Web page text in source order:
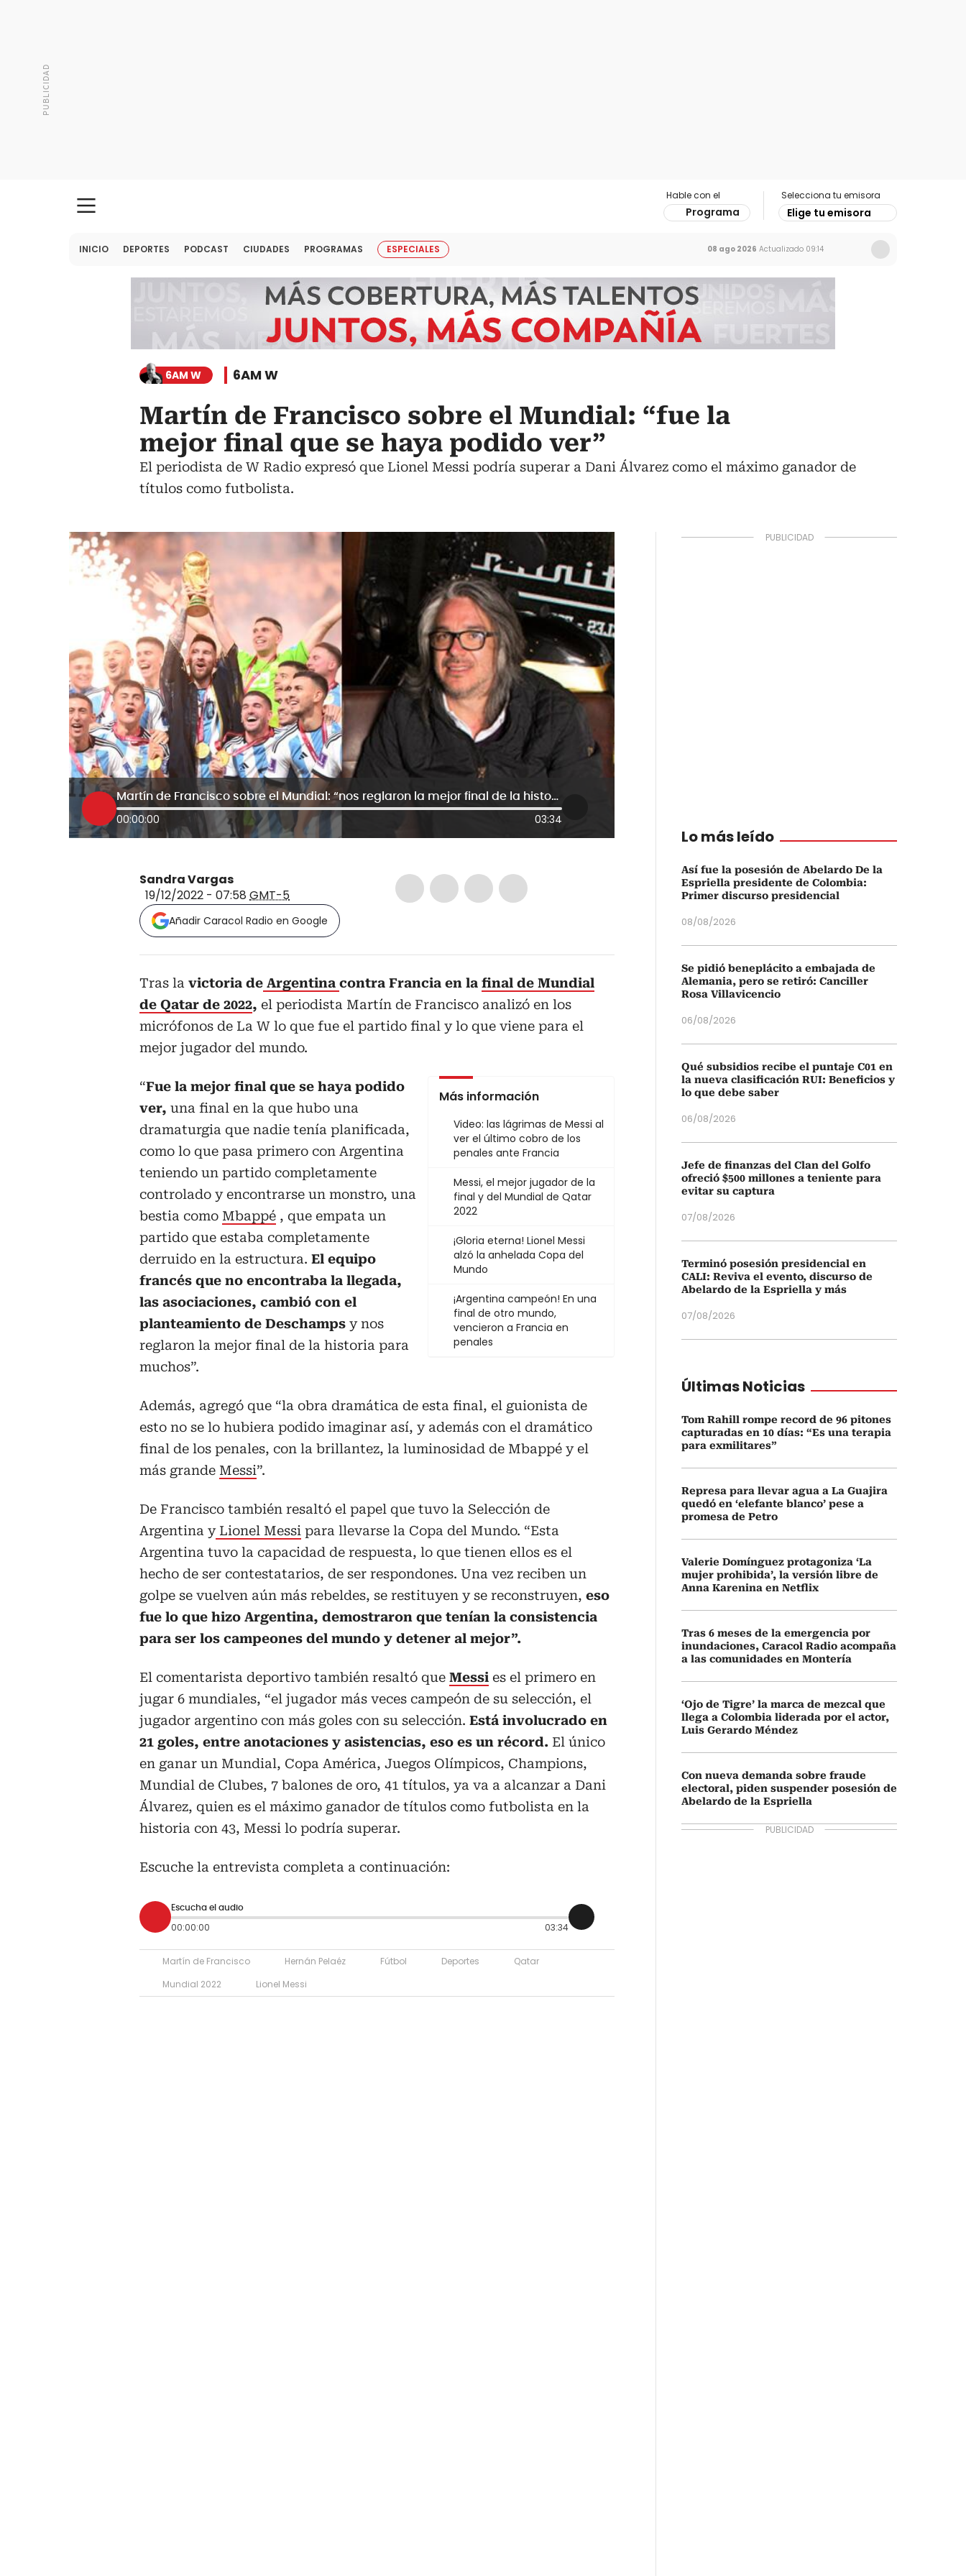
Hable con el
Programa
Selecciona tu emisora
Elige tu emisora
INICIO DEPORTES PODCAST CIUDADES PROGRAMAS ESPECIALES 08 ago 2026 Actualizado 09:14
6AM W 6AM W
Martín de Francisco sobre el Mundial: “fue la
mejor final que se haya podido ver”
El periodista de W Radio expresó que Lionel Messi podría superar a Dani Álvarez como el máximo ganador de
títulos como futbolista.
Martín de Francisco sobre el Mundial: “nos reglaron la mejor final de la historia”
00:00:00 03:34
Sandra Vargas
19/12/2022 - 07:58 GMT-5
Añadir Caracol Radio en Google
Tras la victoria de Argentina contra Francia en la final de Mundial
de Qatar de 2022, el periodista Martín de Francisco analizó en los
micrófonos de La W lo que fue el partido final y lo que viene para el
mejor jugador del mundo.
Más información
Video: las lágrimas de Messi al
ver el último cobro de los
penales ante Francia
Messi, el mejor jugador de la
final y del Mundial de Qatar
2022
¡Gloria eterna! Lionel Messi
alzó la anhelada Copa del
Mundo
¡Argentina campeón! En una
final de otro mundo,
vencieron a Francia en
penales
“Fue la mejor final que se haya podido
ver, una final en la que hubo una
dramaturgia que nadie tenía planificada,
como lo que pasa primero con Argentina
teniendo un partido completamente
controlado y encontrarse un monstro, una
bestia como Mbappé , que empata un
partido que estaba completamente
derruido en la estructura. El equipo
francés que no encontraba la llegada,
las asociaciones, cambió con el
planteamiento de Deschamps y nos
reglaron la mejor final de la historia para
muchos”.
Además, agregó que “la obra dramática de esta final, el guionista de
esto no se lo hubiera podido imaginar así, y además con el dramático
final de los penales, con la brillantez, la luminosidad de Mbappé y el
más grande Messi”.
De Francisco también resaltó el papel que tuvo la Selección de
Argentina yLionel Messi para llevarse la Copa del Mundo. “Esta
Argentina tuvo la capacidad de respuesta, lo que tienen ellos es el
hecho de ser contestatarios, de ser respondones. Una vez reciben un
golpe se vuelven aún más rebeldes, se restituyen y se reconstruyen, eso
fue lo que hizo Argentina, demostraron que tenían la consistencia
para ser los campeones del mundo y detener al mejor”.
El comentarista deportivo también resaltó que Messi es el primero en
jugar 6 mundiales, “el jugador más veces campeón de su selección, el
jugador argentino con más goles con su selección. Está involucrado en
21 goles, entre anotaciones y asistencias, eso es un récord. El único
en ganar un Mundial, Copa América, Juegos Olímpicos, Champions,
Mundial de Clubes, 7 balones de oro, 41 títulos, ya va a alcanzar a Dani
Álvarez, quien es el máximo ganador de títulos como futbolista en la
historia con 43, Messi lo podría superar.
Escuche la entrevista completa a continuación:
Escucha el audio
00:00:00 03:34
Martín de Francisco Hernán Pelaéz Fútbol Deportes
Qatar
Mundial 2022
Lionel Messi
Lo más leído
Así fue la posesión de Abelardo De la
Espriella presidente de Colombia:
Primer discurso presidencial
08/08/2026
Se pidió beneplácito a embajada de
Alemania, pero se retiró: Canciller
Rosa Villavicencio
06/08/2026
Qué subsidios recibe el puntaje C01 en
la nueva clasificación RUI: Beneficios y
lo que debe saber
06/08/2026
Jefe de finanzas del Clan del Golfo
ofreció $500 millones a teniente para
evitar su captura
07/08/2026
Terminó posesión presidencial en
CALI: Reviva el evento, discurso de
Abelardo de la Espriella y más
07/08/2026
Últimas Noticias
Tom Rahill rompe record de 96 pitones
capturadas en 10 días: “Es una terapia
para exmilitares”
Represa para llevar agua a La Guajira
quedó en ‘elefante blanco’ pese a
promesa de Petro
Valerie Domínguez protagoniza ‘La
mujer prohibida’, la versión libre de
Anna Karenina en Netflix
Tras 6 meses de la emergencia por
inundaciones, Caracol Radio acompaña
a las comunidades en Montería
‘Ojo de Tigre’ la marca de mezcal que
llega a Colombia liderada por el actor,
Luis Gerardo Méndez
Con nueva demanda sobre fraude
electoral, piden suspender posesión de
Abelardo de la Espriella